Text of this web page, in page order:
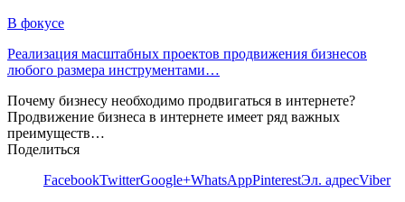
В фокусе
Реализация масштабных проектов продвижения бизнесов
любого размера инструментами…
Почему бизнесу необходимо продвигаться в интернете?
Продвижение бизнеса в интернете имеет ряд важных
преимуществ…
Поделиться
FacebookTwitterGoogle+WhatsAppPinterestЭл. адресViber